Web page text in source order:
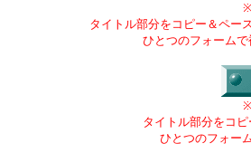
タイトル部分をコピー＆ペー
ひとつのフォーム
タイトル部分をコ
ひとつのフォー